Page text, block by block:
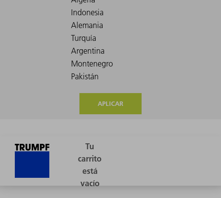
APLICAR